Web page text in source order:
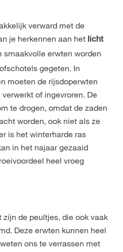
verward met de
je herkennen aan het licht
smaakvolle erwten worden
gegeten. In
moeten de rijsdoperwten
of ingevroren. De
te drogen, omdat de zaden
worden, ook niet als ze
is het winterharde ras
in het najaar gezaaid
heel vroeg
zijn de peultjes, die ook vaak
Deze erwten kunnen heel
ons te verrassen met